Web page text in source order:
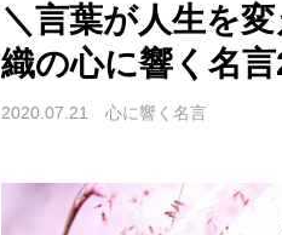
＼言葉が人生を
織の心に響く名
2020.07.21 心に響く名言